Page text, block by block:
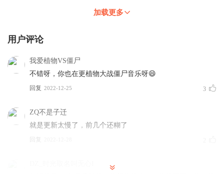
加载更多
用户评论
我爱植物VS僵尸
不错呀，你也在更植物大战僵尸音乐呀😄
回复 2022-12-25 3
ZQ不是子迁
就是更新太慢了，前几个还糊了
回复